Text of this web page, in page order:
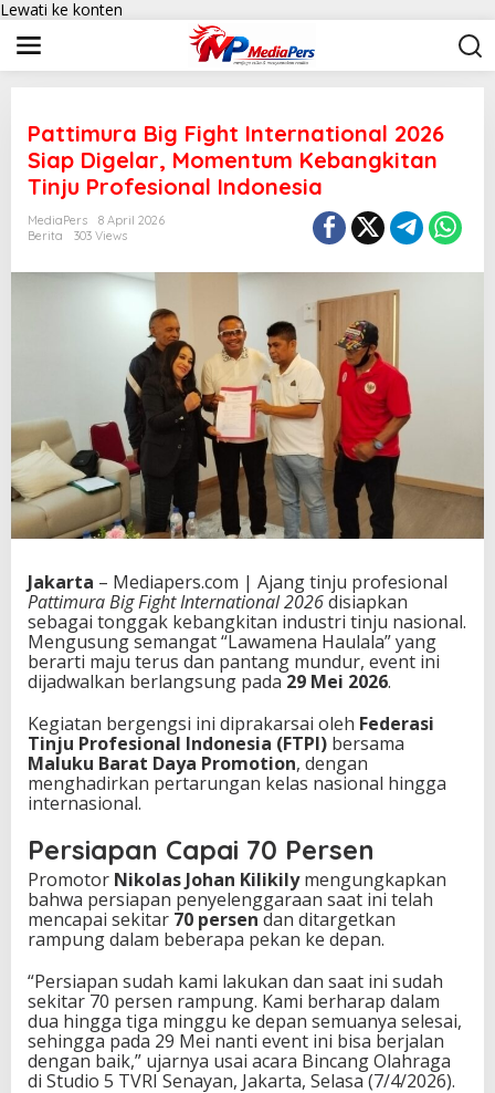
Lewati ke konten
Pattimura Big Fight International 2026
Siap Digelar, Momentum Kebangkitan
Tinju Profesional Indonesia
MediaPers
8 April 2026
Berita
303 Views
Jakarta – Mediapers.com | Ajang tinju profesional
Pattimura Big Fight International 2026disiapkan
sebagai tonggak kebangkitan industri tinju nasional.
Mengusung semangat “Lawamena Haulala” yang
berarti maju terus dan pantang mundur, event ini
dijadwalkan berlangsung pada29 Mei 2026.
Kegiatan bergengsi ini diprakarsai oleh Federasi
Tinju Profesional Indonesia (FTPI) bersama
Maluku Barat Daya Promotion, dengan
menghadirkan pertarungan kelas nasional hingga
internasional.
Persiapan Capai 70 Persen
Promotor Nikolas Johan Kilikilymengungkapkan
bahwa persiapan penyelenggaraan saat ini telah
mencapai sekitar 70 persendan ditargetkan
rampung dalam beberapa pekan ke depan.
“Persiapan sudah kami lakukan dan saat ini sudah
sekitar 70 persen rampung. Kami berharap dalam
dua hingga tiga minggu ke depan semuanya selesai,
sehingga pada 29 Mei nanti event ini bisa berjalan
dengan baik,” ujarnya usai acara Bincang Olahraga
di Studio 5 TVRI Senayan, Jakarta, Selasa (7/4/2026).